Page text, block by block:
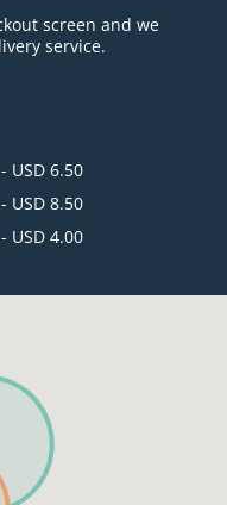
screen and we
service.
USD 6.50
USD 8.50
USD 4.00